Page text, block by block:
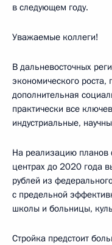
в следующем году.
Уважаемые коллеги!
В дальневосточных
экономического роста,
дополнительная
практически все
индустриальные,
На реализацию планов
центрах до 2020 года
рублей из
с предельной
школы и больницы,
Стройка предстоит